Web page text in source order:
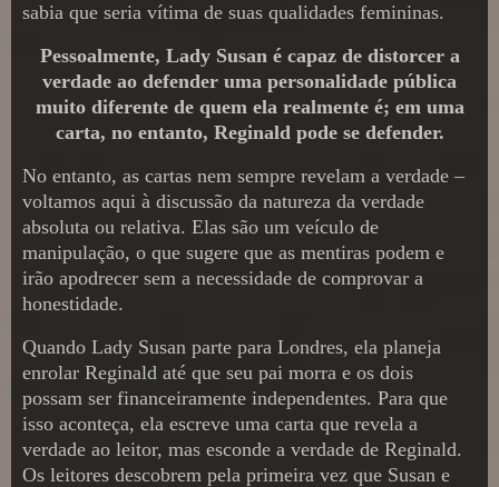
sabia que seria vítima de suas qualidades femininas.
Pessoalmente, Lady Susan é capaz de distorcer a
verdade ao defender uma personalidade pública
muito diferente de quem ela realmente é; em uma
carta, no entanto, Reginald pode se defender.
No entanto, as cartas nem sempre revelam a verdade –
voltamos aqui à discussão da natureza da verdade
absoluta ou relativa. Elas são um veículo de
manipulação, o que sugere que as mentiras podem e
irão apodrecer sem a necessidade de comprovar a
honestidade.
Quando Lady Susan parte para Londres, ela planeja
enrolar Reginald até que seu pai morra e os dois
possam ser financeiramente independentes. Para que
isso aconteça, ela escreve uma carta que revela a
verdade ao leitor, mas esconde a verdade de Reginald.
Os leitores descobrem pela primeira vez que Susan e